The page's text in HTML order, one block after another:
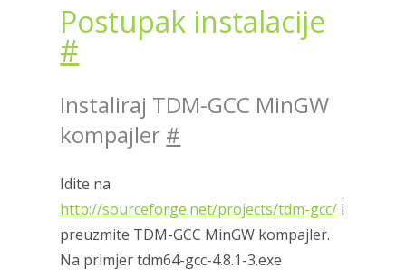
Postupak instalacije
#
Instaliraj TDM-GCC MinGW
kompajler #
Idite na
http://sourceforge.net/projects/tdm-gcc/ i
preuzmite TDM-GCC MinGW kompajler.
Na primjer tdm64-gcc-4.8.1-3.exe